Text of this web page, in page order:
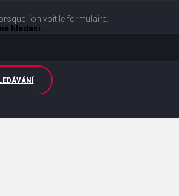
l‘on voit le formulaire.
hledání...